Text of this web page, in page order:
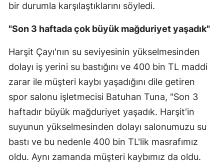
Manisa
Kahramanmaraş
Mardin
Muğla
Muş
Nevşehir
Niğde
bir durumla karşılaştıklarını söyledi.
"Son 3 haftada çok büyük mağduriyet yaşadık"
Harşit Çayı'nın su seviyesinin yükselmesinden
dolayı iş yerini su bastığını ve 400 bin TL maddi
zarar ile müşteri kaybı yaşadığını dile getiren
spor salonu işletmecisi Batuhan Tuna, "Son 3
haftadır büyük mağduriyet yaşadık. Harşit'in
suyunun yükselmesinden dolayı salonumuzu su
bastı ve bu nedenle 400 bin TL'lik masrafımız
oldu. Aynı zamanda müşteri kaybımız da oldu.